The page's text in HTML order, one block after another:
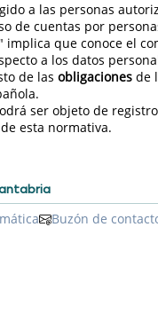
a las personas
de cuentas por
implica que conoce el
a los datos
de las obligaciones de
ser objeto de
esta normativa.
Buzón de